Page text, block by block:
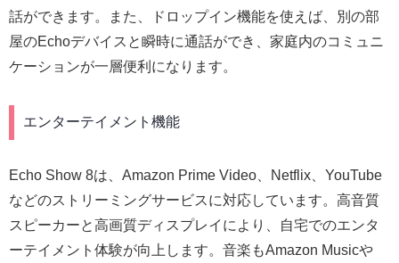
話ができます。また、ドロップイン機能を使えば、別の部
屋のEchoデバイスと瞬時に通話ができ、家庭内のコミュニ
ケーションが一層便利になります。
エンターテイメント機能
Echo Show 8は、Amazon Prime Video、Netflix、YouTube
などのストリーミングサービスに対応しています。高音質
スピーカーと高画質ディスプレイにより、自宅でのエンタ
ーテイメント体験が向上します。音楽もAmazon Musicや